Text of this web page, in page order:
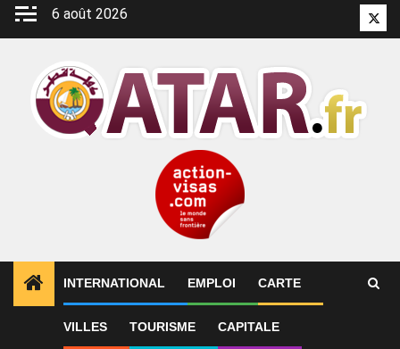
Aller
6 août 2026
INTERNATIONAL EMPLOI CARTE
VILLES TOURISME CAPITALE
International